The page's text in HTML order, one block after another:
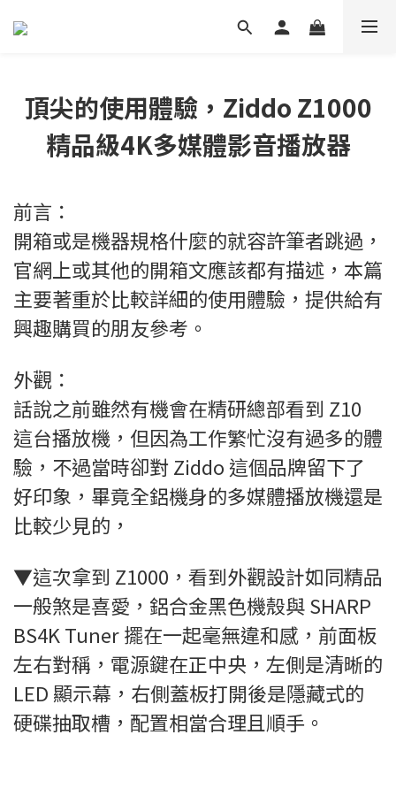
頂尖的使用體驗，Ziddo Z1000
精品級4K多媒體影音播放器
前言：
開箱或是機器規格什麼的就容許筆者跳過，
官網上或其他的開箱文應該都有描述，本篇
主要著重於比較詳細的使用體驗，提供給有
興趣購買的朋友參考。
外觀：
話說之前雖然有機會在精研總部看到 Z10
這台播放機，但因為工作繁忙沒有過多的體
驗，不過當時卻對 Ziddo 這個品牌留下了
好印象，畢竟全鋁機身的多媒體播放機還是
比較少見的，
▼這次拿到 Z1000，看到外觀設計如同精品
一般煞是喜愛，鋁合金黑色機殼與 SHARP
BS4K Tuner 擺在一起毫無違和感，前面板
左右對稱，電源鍵在正中央，左側是清晰的
LED 顯示幕，右側蓋板打開後是隱藏式的
硬碟抽取槽，配置相當合理且順手。